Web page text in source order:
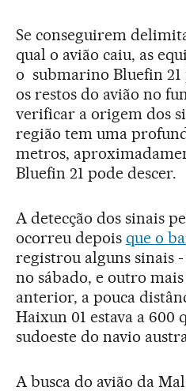
Se conseguirem
qual o avião caiu, as
o submarino Bluefin
os restos do avião no
verificar a origem dos
região tem uma
metros,
Bluefin 21 pode descer.
A detecção dos sinais
ocorreu depois que o
registrou alguns sinais
no sábado, e outro
anterior, a pouca
Haixun 01 estava a 600
sudoeste do navio
A busca do avião da